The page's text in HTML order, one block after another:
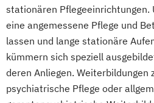
Hygienebeauftragter in
Koordinierende
Gerontopsychiatrischen
(Aufbaukurs)
Leitende Pflegekraft für
vollstationäre Pflege
PDL - Leitungsaufgaben in
PDL -
Pflegeberater nach § 45
stationären Pflegeeinrichtungen.
eine angemessene Pflege und
lassen und lange stationäre
kümmern sich speziell
deren Anliegen. Weiterbildungen
psychiatrische Pflege oder